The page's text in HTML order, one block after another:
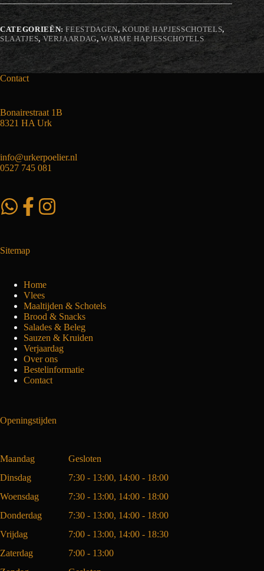
CATEGORIEËN:FEESTDAGEN,KOUDE HAPJESSCHOTELS,
SLAATJES,VERJAARDAG,WARME HAPJESSCHOTELS
Contact
Bonairestraat 1B
8321 HA Urk
info@urkerpoelier.nl
0527 745 081
Sitemap
Home
Vlees
Maaltijden & Schotels
Brood & Snacks
Salades & Beleg
Sauzen & Kruiden
Verjaardag
Over ons
Bestelinformatie
Contact
Openingstijden
Maandag
Gesloten
Dinsdag
7:30 - 13:00, 14:00 - 18:00
Woensdag
7:30 - 13:00, 14:00 - 18:00
Donderdag
7:30 - 13:00, 14:00 - 18:00
Vrijdag
7:00 - 13:00, 14:00 - 18:30
Zaterdag
7:00 - 13:00